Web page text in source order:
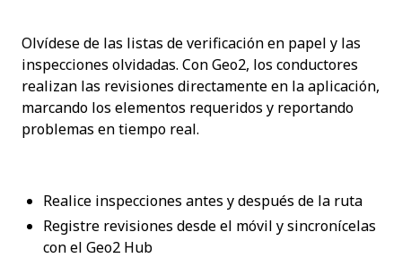
Olvídese de las listas de verificación en papel y las
inspecciones olvidadas. Con Geo2, los conductores
realizan las revisiones directamente en la aplicación,
marcando los elementos requeridos y reportando
problemas en tiempo real.
Realice inspecciones antes y después de la ruta
Registre revisiones desde el móvil y sincronícelas
con el Geo2 Hub